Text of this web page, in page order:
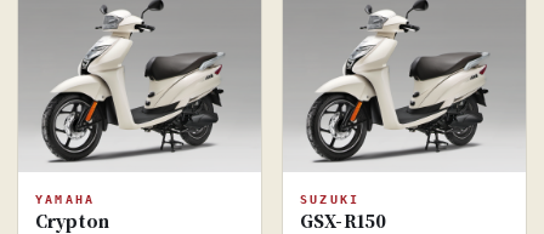
YAMAHA
Crypton
SUZUKI
GSX-R150